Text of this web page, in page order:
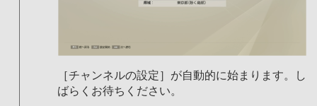
［チャンネルの設定］が自動的に始まります。し
ばらくお待ちください。